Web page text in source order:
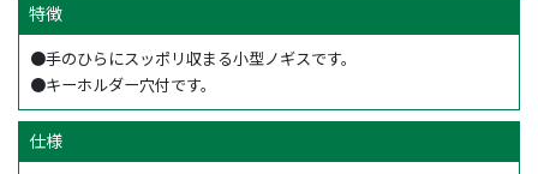
特徴
●手のひらにスッポリ収まる小型ノギスです。
●キーホルダー穴付です。
仕様